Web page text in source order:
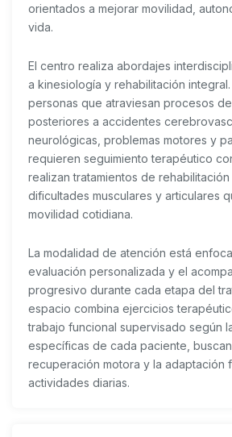
orientados a mejorar movilidad,
vida.
El centro realiza abordajes
a kinesiología y rehabilitación
personas que atraviesan procesos
posteriores a accidentes
neurológicas, problemas motores y
requieren seguimiento terapéutico
realizan tratamientos de
dificultades musculares y articulares
movilidad cotidiana.
La modalidad de atención está
evaluación personalizada y el
progresivo durante cada etapa del
espacio combina ejercicios
trabajo funcional supervisado según
específicas de cada paciente,
recuperación motora y la adaptación
actividades diarias.